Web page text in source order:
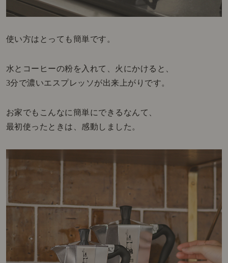
使い方はとっても簡単です。
水とコーヒーの粉を入れて、火にかけると、
3分で濃いエスプレッソが出来上がりです。
お家でもこんなに簡単にできるなんて、
最初使ったときは、感動しました。